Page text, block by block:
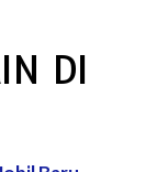
DI